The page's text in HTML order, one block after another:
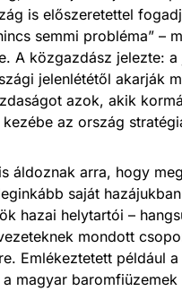
is előszeretettel
semmi probléma” –
A közgazdász jelezte:
jelenlététől akarják
azok, akik
az ország
áldoznak arra, hogy
saját
hazai helytartói –
mondott
Emlékeztetett például
magyar baromfiüzemek